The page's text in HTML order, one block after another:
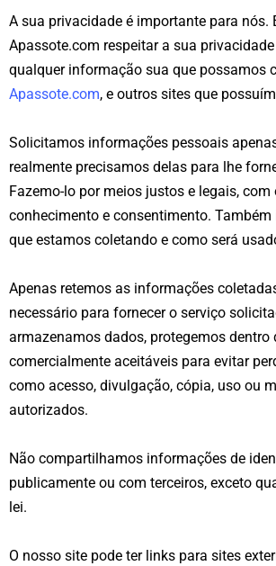
A sua privacidade é importante para nós.
Apassote.com respeitar a sua
qualquer informação sua que possamos
Apassote.com, e outros sites que
Solicitamos informações pessoais
realmente precisamos delas para lhe
Fazemo-lo por meios justos e legais, com
conhecimento e consentimento.
que estamos coletando e como será
Apenas retemos as informações
necessário para fornecer o serviço
armazenamos dados, protegemos dentro
comercialmente aceitáveis ​​para evitar
como acesso, divulgação, cópia, uso ou
autorizados.
Não compartilhamos informações de
publicamente ou com terceiros, exceto
lei.
O nosso site pode ter links para sites